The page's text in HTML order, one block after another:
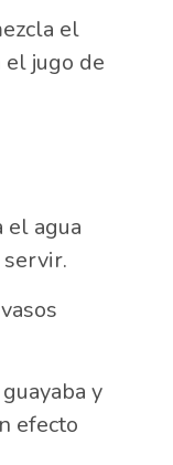
el
el jugo de
el agua
y
efecto